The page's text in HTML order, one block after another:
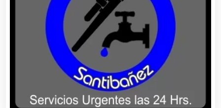
Alquiler de Autos
Alquiler de Equipos para Fiestas